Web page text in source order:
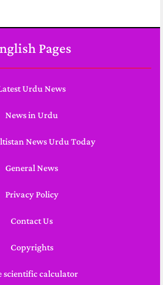
Pages
Urdu News
News in Urdu
News Urdu Today
General News
Privacy Policy
Contact Us
Copyrights
scientific calculator